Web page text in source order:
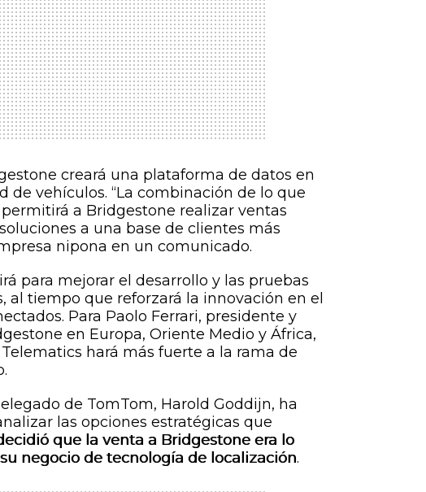
creará una plataforma de datos en
de vehículos. “La combinación de lo que
a Bridgestone realizar ventas
a una base de clientes más
nipona en un comunicado.
para mejorar el desarrollo y las pruebas
al tiempo que reforzará la innovación en el
Para Paolo Ferrari, presidente y
en Europa, Oriente Medio y África,
hará más fuerte a la rama de
de TomTom, Harold Goddijn, ha
las opciones estratégicas que
que la venta a Bridgestone era lo
negocio de tecnología de localización.